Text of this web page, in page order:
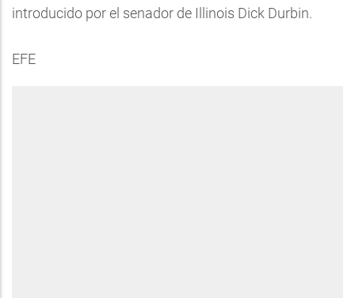
introducido por el senador de Illinois Dick Durbin.
EFE